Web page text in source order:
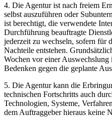
4. Die Agentur ist nach freiem
selbst auszuführen oder
ist berechtigt, die verwendete
Durchführung beauftragte
jederzeit zu wechseln, sofern für
Nachteile entstehen.
Wochen vor einer
Bedenken gegen die geplante
5. Die Agentur kann die
technischen Fortschritts auch
Technologien, Systeme,
dem Auftraggeber hieraus keine